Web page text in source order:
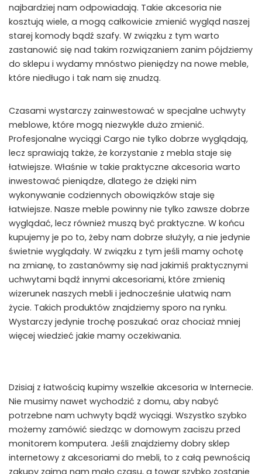
najbardziej nam odpowiadają. Takie akcesoria nie
kosztują wiele, a mogą całkowicie zmienić wygląd naszej
starej komody bądź szafy. W związku z tym warto
zastanowić się nad takim rozwiązaniem zanim pójdziemy
do sklepu i wydamy mnóstwo pieniędzy na nowe meble,
które niedługo i tak nam się znudzą.
Czasami wystarczy zainwestować w specjalne uchwyty
meblowe, które mogą niezwykle dużo zmienić.
Profesjonalne wyciągi Cargo nie tylko dobrze wyglądają,
lecz sprawiają także, że korzystanie z mebla staje się
łatwiejsze. Właśnie w takie praktyczne akcesoria warto
inwestować pieniądze, dlatego że dzięki nim
wykonywanie codziennych obowiązków staje się
łatwiejsze. Nasze meble powinny nie tylko zawsze dobrze
wyglądać, lecz również muszą być praktyczne. W końcu
kupujemy je po to, żeby nam dobrze służyły, a nie jedynie
świetnie wyglądały. W związku z tym jeśli mamy ochotę
na zmianę, to zastanówmy się nad jakimiś praktycznymi
uchwytami bądź innymi akcesoriami, które zmienią
wizerunek naszych mebli i jednocześnie ułatwią nam
życie. Takich produktów znajdziemy sporo na rynku.
Wystarczy jedynie trochę poszukać oraz chociaż mniej
więcej wiedzieć jakie mamy oczekiwania.
Dzisiaj z łatwością kupimy wszelkie akcesoria w Internecie.
Nie musimy nawet wychodzić z domu, aby nabyć
potrzebne nam uchwyty bądź wyciągi. Wszystko szybko
możemy zamówić siedząc w domowym zaciszu przed
monitorem komputera. Jeśli znajdziemy dobry sklep
internetowy z akcesoriami do mebli, to z całą pewnością
zakupy zajmą nam mało czasu, a towar szybko zostanie